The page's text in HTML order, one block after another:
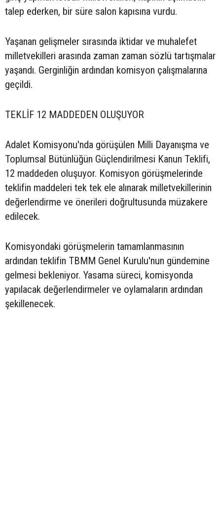
talep ederken, bir süre salon kapısına vurdu.
Yaşanan gelişmeler sırasında iktidar ve muhalefet
milletvekilleri arasında zaman zaman sözlü tartışmalar
yaşandı. Gerginliğin ardından komisyon çalışmalarına
geçildi.
TEKLİF 12 MADDEDEN OLUŞUYOR
Adalet Komisyonu'nda görüşülen Milli Dayanışma ve
Toplumsal Bütünlüğün Güçlendirilmesi Kanun Teklifi,
12 maddeden oluşuyor. Komisyon görüşmelerinde
teklifin maddeleri tek tek ele alınarak milletvekillerinin
değerlendirme ve önerileri doğrultusunda müzakere
edilecek.
Komisyondaki görüşmelerin tamamlanmasının
ardından teklifin TBMM Genel Kurulu'nun gündemine
gelmesi bekleniyor. Yasama süreci, komisyonda
yapılacak değerlendirmeler ve oylamaların ardından
şekillenecek.